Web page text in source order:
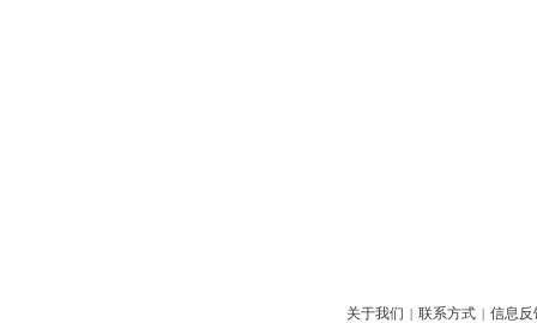
关于我们 | 联系方式 | 信息反